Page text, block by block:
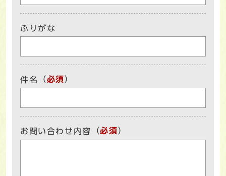
ふりがな
件名 （必須）
お問い合わせ内容 （必須）